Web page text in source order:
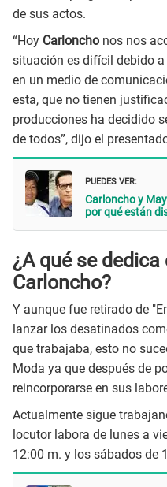
de sus actos.
“Hoy Carloncho nos nos
situación es difícil debido
en un medio de
esta, que no tienen
producciones ha decidido
de todos”, dijo el
PUEDES VER:
Carloncho y
por qué están
¿A qué se
Carloncho?
Y aunque fue retirado de
lanzar los desatinados
que trabajaba, esto no
Moda ya que después de
reincorporarse en sus
Actualmente sigue
locutor labora de lunes a
12:00 m. y los sábados de